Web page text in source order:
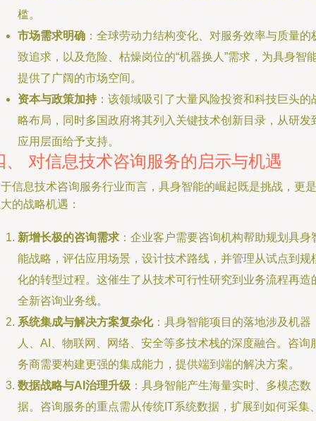
槛。
市场需求明确 ：全球劳动力结构变化、对服务效率与质量的
致追求，以及危险、枯燥岗位的“机器换人”需求，为具身智
提供了广阔的市场空间。
资本与政策加持：该领域吸引了大量风险投资和科技巨头的
略布局，同时多国政府将其列入关键技术创新目录，从研发
应用层面给予支持。
、 对信息技术咨询服务的启示与机遇
信息技术咨询服务行业而言，具身智能的崛起既是挑战，更是
的战略机遇：
新增长极的咨询需求 ：企业客户需要咨询机构帮助规划具身
能战略，评估应用场景，设计技术路线，并管理从试点到规
化的转型过程。这催生了从技术可行性研究到业务流程再造
全新咨询业务线。
系统集成与解决方案复杂化：具身智能项目的落地涉及机器
人、AI、物联网、网络、安全等多技术栈的深度融合。咨询
务商需要构建更强的集成能力，提供端到端的解决方案。
数据战略与AI治理升级 ：具身智能产生海量实时、多模态数
据。咨询服务的重点需从传统IT系统数据，扩展到如何采集